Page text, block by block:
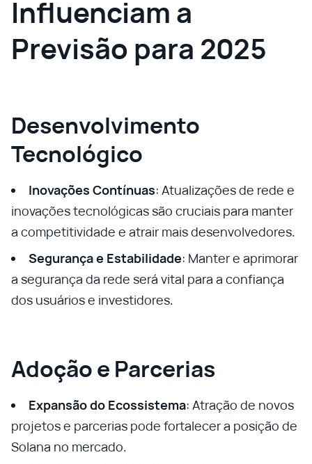
Influenciam a
Previsão para 2025
Desenvolvimento
Tecnológico
Inovações Contínuas: Atualizações de rede e
inovações tecnológicas são cruciais para manter
a competitividade e atrair mais desenvolvedores.
Segurança e Estabilidade: Manter e aprimorar
a segurança da rede será vital para a confiança
dos usuários e investidores.
Adoção e Parcerias
Expansão do Ecossistema: Atração de novos
projetos e parcerias pode fortalecer a posição de
Solana no mercado.